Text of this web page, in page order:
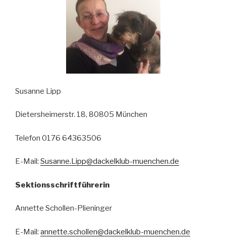
Susanne Lipp
Dietersheimerstr. 18, 80805 München
Telefon 0176 64363506
E-Mail: Susanne.Lipp@dackelklub-muenchen.de
Sektionsschriftführerin
Annette Schollen-Plieninger
E-Mail: annette.schollen@dackelklub-muenchen.de